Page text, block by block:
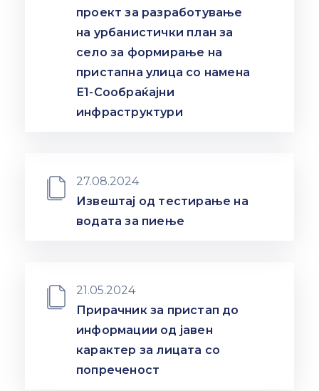
проект за разработување
на урбанистички план за
село за формирање на
пристапна улица со намена
Е1-Сообраќајни
инфраструктури
27.08.2024
Извештај од тестирање на
водата за пиење
21.05.2024
Прирачник за пристап до
информации од јавен
карактер за лицата со
попреченост